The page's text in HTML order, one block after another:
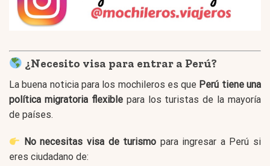
¿Necesito visa para entrar a Perú?
La buena noticia para los mochileros es que Perú tiene una
política migratoria flexiblepara los turistas de la mayoría
de países.
No necesitas visa de turismo para ingresar a Perú si
eres ciudadano de: